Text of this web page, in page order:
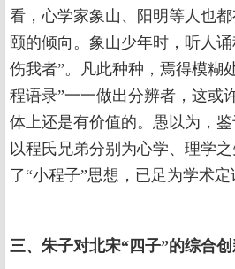
看，心学家象山、阳明等人也
颐的倾向。象山少年时，听人
伤我者”。凡此种种，焉得模糊
程语录”一一做出分辨者，这或
体上还是有价值的。愚以为，鉴
以程氏兄弟分别为心学、理学
了“小程子”思想，已足为学术定
三、朱子对北宋“四子”的综合